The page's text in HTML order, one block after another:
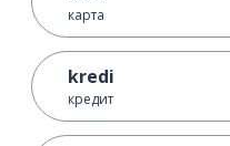
карта
kredi
кредит